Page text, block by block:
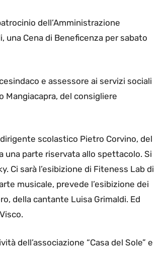
dell’Amministrazione
una Cena di Beneficenza per sabato
e assessore ai servizi sociali
Mangiacapra, del consigliere
scolastico Pietro Corvino, del
una parte riservata allo spettacolo. Si
Ci sarà l’esibizione di Fiteness Lab di
musicale, prevede l’esibizione dei
della cantante Luisa Grimaldi. Ed
dell’associazione “Casa del Sole” e